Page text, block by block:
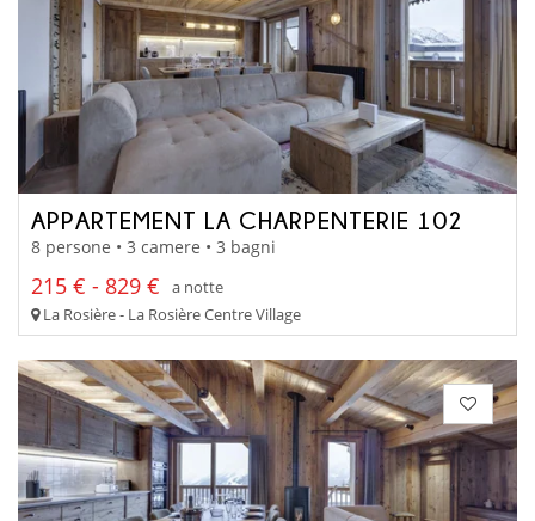
APPARTEMENT LA CHARPENTERIE 102
8 persone • 3 camere • 3 bagni
215 € - 829 €
a notte
La Rosière - La Rosière Centre Village